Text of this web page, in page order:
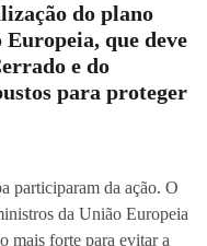
do plano
que deve
e do
para proteger
participaram da ação. O
da União Europeia
mais forte para evitar a